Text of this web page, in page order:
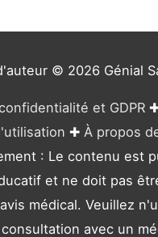
© 2026 Génial
et GDPR
✚ À propos
: Le contenu est
et ne doit pas
médical. Veuillez
avec un